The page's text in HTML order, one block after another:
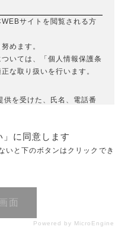
サイトを閲覧される方
めます。
いては、「個人情報保護条
な取り扱いを行います。
供を受けた、氏名、電話番
を収集する際は、利用者ご
則とします。 また、個人
だいた個人情報は、明示し
」に同意します
いと下のボタンはクリックでき
Powered by MicroEngine